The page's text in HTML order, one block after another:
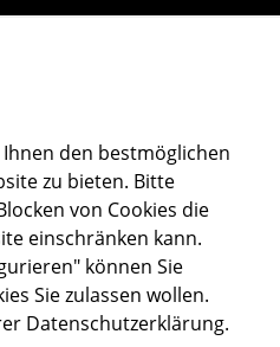
den bestmöglichen
zu bieten. Bitte
von Cookies die
einschränken kann.
können Sie
Sie zulassen wollen.
Datenschutzerklärung.